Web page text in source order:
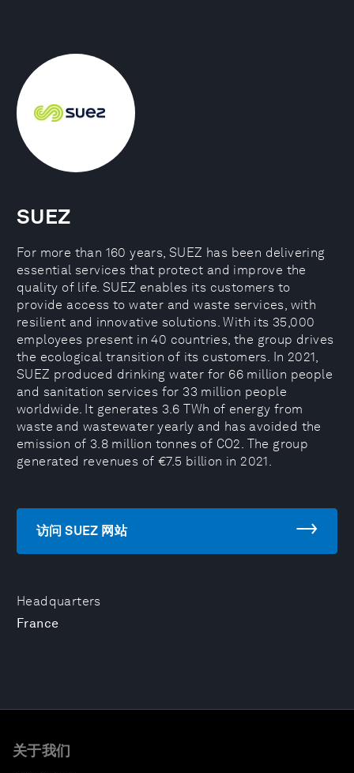
Headquarters
France
SUEZ
For more than 160 years, SUEZ has been delivering
essential services that protect and improve the
quality of life. SUEZ enables its customers to
provide access to water and waste services, with
resilient and innovative solutions. With its 35,000
employees present in 40 countries, the group drives
the ecological transition of its customers. In 2021,
SUEZ produced drinking water for 66 million people
and sanitation services for 33 million people
worldwide. It generates 3.6 TWh of energy from
waste and wastewater yearly and has avoided the
emission of 3.8 million tonnes of CO2. The group
generated revenues of €7.5 billion in 2021.
访问 SUEZ 网站
关于我们